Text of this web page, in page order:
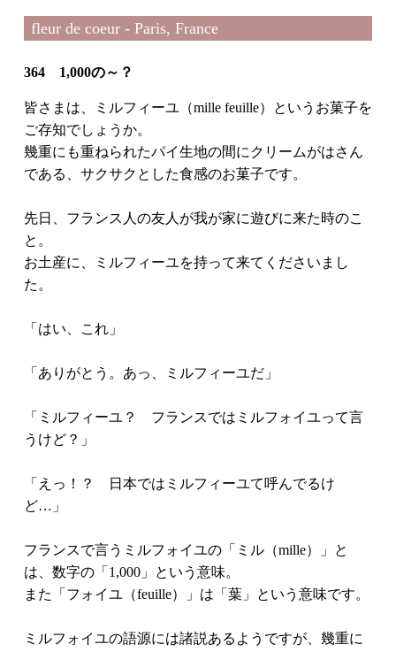
fleur de coeur - Paris, France
364 1,000の～？
皆さまは、ミルフィーユ（mille feuille）というお菓子を
ご存知でしょうか。
幾重にも重ねられたパイ生地の間にクリームがはさん
である、サクサクとした食感のお菓子です。
先日、フランス人の友人が我が家に遊びに来た時のこ
と。
お土産に、ミルフィーユを持って来てくださいまし
た。
「はい、これ」
「ありがとう。あっ、ミルフィーユだ」
「ミルフィーユ？ フランスではミルフォイユって言
うけど？」
「えっ！？ 日本ではミルフィーユて呼んでるけ
ど…」
フランスで言うミルフォイユの「ミル（mille）」と
は、数字の「1,000」という意味。
また「フォイユ（feuille）」は「葉」という意味です。
ミルフォイユの語源には諸説あるようですが、幾重に